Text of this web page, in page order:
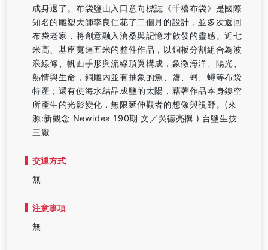
成身退了。布袋鹽山入口意向標誌《千禧布袋》是國際
知名的雕塑大師李良仁花了二個月的設計，並多次返回
布袋老家，將創意融入滄桑與記憶才啟發的靈感。近七
米高、基座寬達五米的整件作品，以銅板分割組合為波
浪線條、帆面手形與流線頂翼構成，象徵海洋、陽光、
熱情與生命，銅雕內並有抽象的魚、鹽、蚵、蟳等布袋
特產；還有使海水結晶成鹽的太陽，藉著作品本身鏤空
所產生的光影變化，無限延伸觀者的想像與視野。(來
源:新觀念 Newidea 190期 文／吳德亮撰 ) 台鹽生技
三廠
交通方式
無
注意事項
無